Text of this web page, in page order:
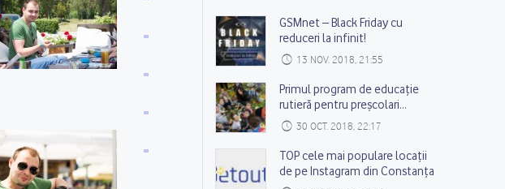
GSMnet – Black Friday cu
reduceri la infinit!
13 NOV. 2018, 21:55
Primul program de educație
rutieră pentru preșcolari
ajunge în peste 180 de
grădinițe din România
30 OCT. 2018, 22:17
TOP cele mai populare locații
de pe Instagram din Constanța